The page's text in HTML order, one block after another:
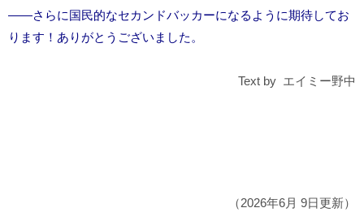
――さらに国民的なセカンドバッカーになるように期待してお
ります！ありがとうございました。
Text by エイミー野中
（2026年6月 9日更新）